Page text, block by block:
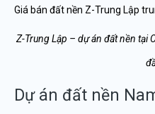
Giá bán đất nền Z-Trung Lập
Z-Trung Lập – dự án đất nền tại
Dự án đất nền